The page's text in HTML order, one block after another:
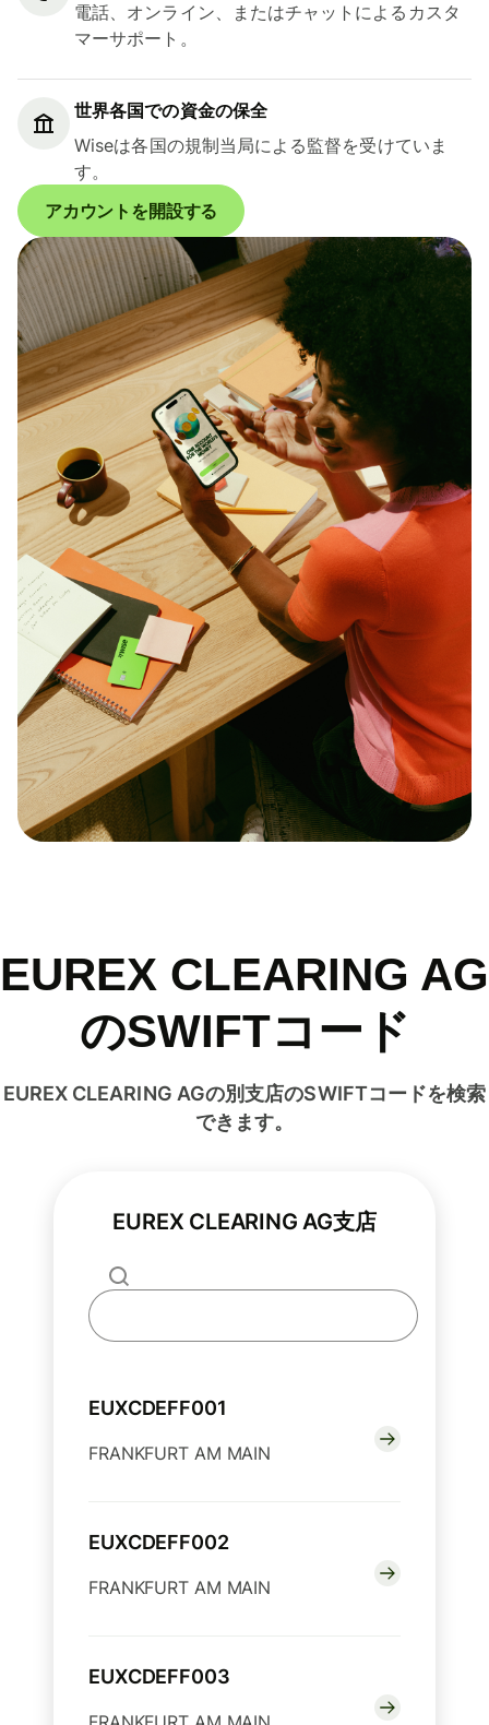
電話、オンライン、またはチャットによるカスタ
マーサポート。
世界各国での資金の保全
Wiseは各国の規制当局による監督を受けていま
す。
アカウントを開設する
EUREX CLEARING AG
のSWIFTコード
EUREX CLEARING AGの別支店のSWIFTコードを検索
できます。
EUREX CLEARING AG支店
EUXCDEFF001
FRANKFURT AM MAIN
EUXCDEFF002
FRANKFURT AM MAIN
EUXCDEFF003